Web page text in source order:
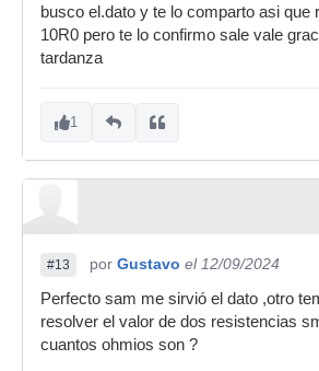
busco el.dato y te lo comparto asi que
10R0 pero te lo confirmo sale vale
tardanza
1
#13 por Gustavo el 12/09/2024
Perfecto sam me sirvió el dato ,otro
resolver el valor de dos resistencias
cuantos ohmios son ?